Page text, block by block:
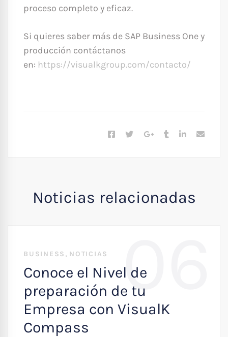
proceso completo y eficaz.
Si quieres saber más de SAP Business One y
producción contáctanos
en: https://visualkgroup.com/contacto/
Noticias relacionadas
06
BUSINESS , NOTICIAS
Conoce el Nivel de
preparación de tu
Empresa con VisualK
Compass